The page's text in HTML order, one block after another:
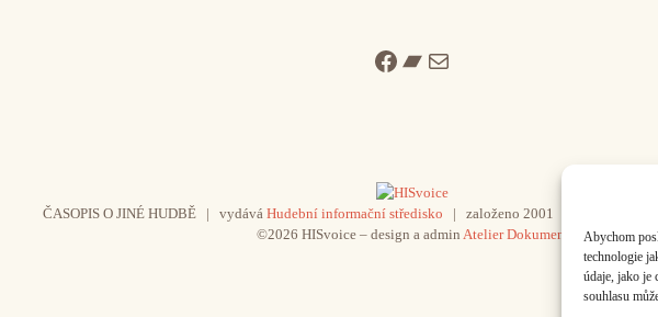
Abychom
technologie
údaje, jako je
souhlasu
Facebook
Bandcamp
Mail
ČASOPIS O JINÉ HUDBĚ | vydává Hudební informační středisko | založeno 2001 | Kontaktujte
©2026 HISvoice – design a admin Atelier Dokument